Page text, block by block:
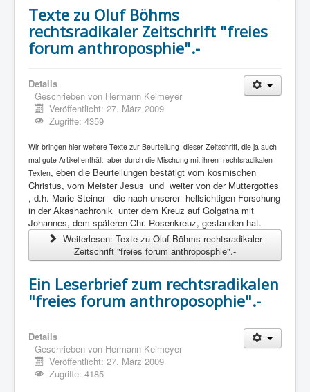
Texte zu Oluf Böhms
rechtsradikaler Zeitschrift "freies
forum anthroposphie".-
Details
Geschrieben von Hermann Keimeyer
Veröffentlicht: 27. März 2009
Zugriffe: 4359
Wir bringen hier weitere Texte zur Beurteilung dieser Zeitschrift, die ja auch
mal gute Artikel enthält, aber durch die Mischung mit ihren rechtsradikalen
Texten, eben die Beurteilungen bestätigt vom kosmischen
Christus, vom Meister Jesus und weiter von der Muttergottes
, d.h. Marie Steiner - die nach unserer hellsichtigen Forschung
in der Akashachronik unter dem Kreuz auf Golgatha mit
Johannes, dem späteren Chr. Rosenkreuz, gestanden hat.-
Weiterlesen: Texte zu Oluf Böhms rechtsradikaler
Zeitschrift "freies forum anthroposphie".-
Ein Leserbrief zum rechtsradikalen
"freies forum anthroposophie".-
Details
Geschrieben von Hermann Keimeyer
Veröffentlicht: 27. März 2009
Zugriffe: 4185